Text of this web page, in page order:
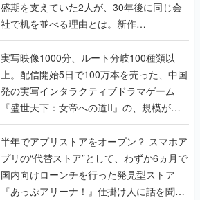
盛期を支えていた2人が、30年後に同じ会
社で机を並べる理由とは。新作
『TATSUJIN EXTREME』で初タッグを組
んだレジェンド2人に訊く開発秘話
実写映像1000分、ルート分岐100種類以
上。配信開始5日で100万本を売った、中国
発の実写インタラクティブドラマゲーム
『盛世天下：女帝への道II』の、規模が違
うこだわりをプロデューサーに聞いた
半年でアプリストアをオープン？ スマホア
プリの“代替ストア”として、わずか6ヵ月で
国内向けローンチを行った発見型ストア
『あっぷアリーナ！』仕掛け人に話を聞い